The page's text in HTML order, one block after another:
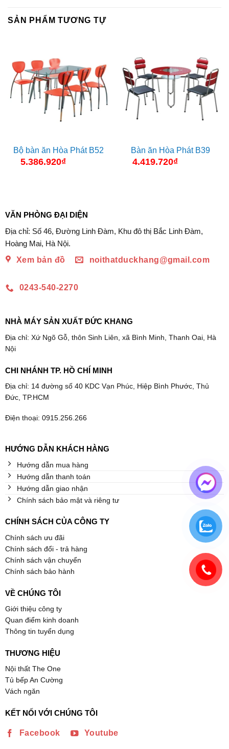
SẢN PHẨM TƯƠNG TỰ
Bộ bàn ăn Hòa Phát B52
5.386.920₫
Bàn ăn Hòa Phát B39
4.419.720₫
VĂN PHÒNG ĐẠI DIỆN
Địa chỉ: Số 46, Đường Linh Đàm, Khu đô thị Bắc Linh Đàm,
Hoàng Mai, Hà Nội.
Xem bản đồ
noithatduckhang@gmail.com
0243-540-2270
NHÀ MÁY SẢN XUẤT ĐỨC KHANG
Địa chỉ: Xứ Ngõ Gỗ, thôn Sinh Liên, xã Bình Minh, Thanh Oai, Hà
Nội
CHI NHÁNH TP. HỒ CHÍ MINH
Địa chỉ: 14 đường số 40 KDC Vạn Phúc, Hiệp Bình Phước, Thủ
Đức, TP.HCM
Điện thoại: 0915.256.266
HƯỚNG DẪN KHÁCH HÀNG
Hướng dẫn mua hàng
Hướng dẫn thanh toán
Hướng dẫn giao nhận
Chính sách bảo mật và riêng tư
CHÍNH SÁCH CỦA CÔNG TY
Chính sách ưu đãi
Chính sách đổi - trả hàng
Chính sách vận chuyển
Chính sách bảo hành
VỀ CHÚNG TÔI
Giới thiệu công ty
Quan điểm kinh doanh
Thông tin tuyển dụng
THƯƠNG HIỆU
Nội thất The One
Tủ bếp An Cường
Vách ngăn
KẾT NỐI VỚI CHÚNG TÔI
Facebook Youtube